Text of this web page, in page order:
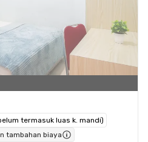
termasuk luas k. mandi)
tambahan biaya